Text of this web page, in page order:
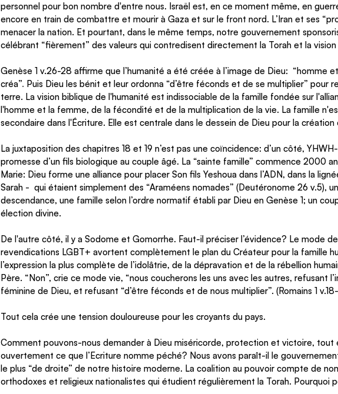
personnel pour bon nombre d'entre nous. Israël est, en ce moment même, en
encore en train de combattre et mourir à Gaza et sur le front nord. L’Iran et ses
menacer la nation. Et pourtant, dans le même temps, notre gouvernement
célébrant “fièrement” des valeurs qui contredisent directement la Torah et la vision
Genèse 1 v.26-28 affirme que l’humanité a été créée à l’image de Dieu: “homme
créa”. Puis Dieu les bénit et leur ordonna “d’être féconds et de se multiplier” pour
terre. La vision biblique de l'humanité est indissociable de la famille fondée sur
l'homme et la femme, de la fécondité et de la multiplication de la vie. La famille
secondaire dans l'Écriture. Elle est centrale dans le dessein de Dieu pour la
La juxtaposition des chapitres 18 et 19 n’est pas une coïncidence: d’un côté,
promesse d’un fils biologique au couple âgé. La “sainte famille” commence 2000
Marie: Dieu forme une alliance pour placer Son fils Yeshoua dans l’ADN, dans la
Sarah -  qui étaient simplement des “Araméens nomades” (Deutéronome 26 v.5),
descendance, une famille selon l’ordre normatif établi par Dieu en Genèse 1; un
élection divine.
De l'autre côté, il y a Sodome et Gomorrhe. Faut-il préciser l’évidence? Le mode
revendications LGBT+ avortent complètement le plan du Créateur pour la famille
l’expression la plus complète de l’idolâtrie, de la dépravation et de la rébellion
Père. “Non”, crie ce mode vie, “nous coucherons les uns avec les autres, refusant
féminine de Dieu, et refusant “d’être féconds et de nous multiplier”. (Romains 1
Tout cela crée une tension douloureuse pour les croyants du pays.
Comment pouvons-nous demander à Dieu miséricorde, protection et victoire, tout
ouvertement ce que l’Ecriture nomme péché? Nous avons paraît-il le
le plus “de droite” de notre histoire moderne. La coalition au pouvoir compte de
orthodoxes et religieux nationalistes qui étudient régulièrement la Torah. Pourquoi